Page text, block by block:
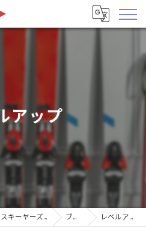
アップ
名古屋でスキーショップならスキーヤーズピットエリア1 ブログ レベルアップ